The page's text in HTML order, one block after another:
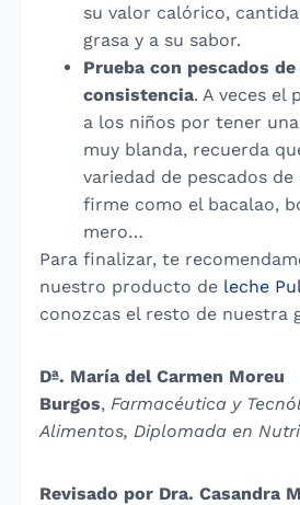
su valor calórico,
grasa y a su sabor.
Prueba con pescados
consistencia. A veces el
a los niños por tener
muy blanda, recuerda
variedad de pescados
firme como el bacalao,
mero…
Para finalizar, te
nuestro producto de leche
conozcas el resto de nuestra
Dª. María del Carmen Moreu
Burgos, Farmacéutica y
Alimentos, Diplomada en
Revisado por Dra. Casandra